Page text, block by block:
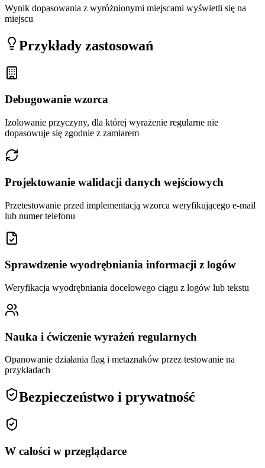
Wynik dopasowania z wyróżnionymi miejscami wyświetli się na
miejscu
Przykłady zastosowań
Debugowanie wzorca
Izolowanie przyczyny, dla której wyrażenie regularne nie
dopasowuje się zgodnie z zamiarem
Projektowanie walidacji danych wejściowych
Przetestowanie przed implementacją wzorca weryfikującego e-mail
lub numer telefonu
Sprawdzenie wyodrębniania informacji z logów
Weryfikacja wyodrębniania docelowego ciągu z logów lub tekstu
Nauka i ćwiczenie wyrażeń regularnych
Opanowanie działania flag i metaznaków przez testowanie na
przykładach
Bezpieczeństwo i prywatność
W całości w przeglądarce